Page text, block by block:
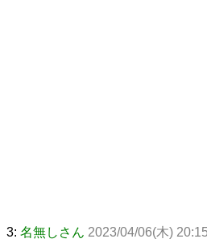
3: 名無しさん 2023/04/06(木)